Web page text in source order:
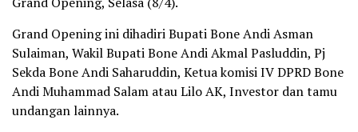
Grand Opening ini dihadiri Bupati Bone Andi Asman
Sulaiman, Wakil Bupati Bone Andi Akmal Pasluddin, Pj
Sekda Bone Andi Saharuddin, Ketua komisi IV DPRD Bone
Andi Muhammad Salam atau Lilo AK, Investor dan tamu
undangan lainnya.